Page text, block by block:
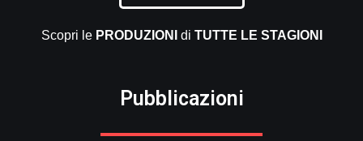
Scopri le PRODUZIONI di TUTTE LE STAGIONI
Pubblicazioni